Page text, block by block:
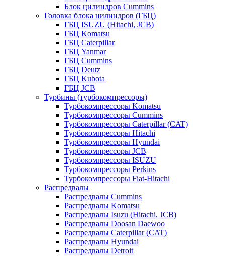
Блок цилиндров Cummins
Головка блока цилиндров (ГБЦ)
ГБЦ ISUZU (Hitachi, JCB)
ГБЦ Komatsu
ГБЦ Caterpillar
ГБЦ Yanmar
ГБЦ Cummins
ГБЦ Deutz
ГБЦ Kubota
ГБЦ JCB
Турбины (турбокомпрессоры)
Турбокомпрессоры Komatsu
Турбокомпрессоры Cummins
Турбокомпрессоры Caterpillar (CAT)
Турбокомпрессоры Hitachi
Турбокомпрессоры Hyundai
Турбокомпрессоры JCB
Турбокомпрессоры ISUZU
Турбокомпрессоры Perkins
Турбокомпрессоры Fiat-Hitachi
Распредвалы
Распредвалы Cummins
Распредвалы Komatsu
Распредвалы Isuzu (Hitachi, JCB)
Распредвалы Doosan Daewoo
Распредвалы Caterpillar (CAT)
Распредвалы Hyundai
Распредвалы Detroit